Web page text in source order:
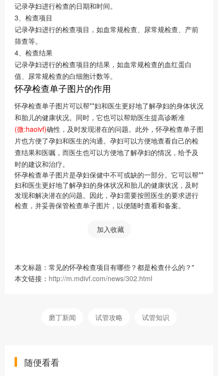
记录孕妇进行检查的日期和时间。
3、检查项目
记录孕妇进行的检查项目，如血常规检查、尿常规检查、产前
筛查等。
4、检查结果
记录孕妇进行的检查项目的结果，如血常规检查的血红蛋白
值、尿常规检查的白细胞计数等。
怀孕检查单子图片的作用
怀孕检查单子图片可以帮**妇和医生更好地了解孕妇的身体状况
和胎儿的健康状况。同时，它也可以帮助医生提高诊断准
(微:haoivf)确性，及时发现潜在的问题。此外，怀孕检查单子图
片也方便了孕妇和医生的沟通。孕妇可以方便地查看自己的检
查结果和医嘱，而医生也可以方便地了解孕妇的情况，给予及
时的建议和治疗。
怀孕检查单子图片是孕妇保健中不可或缺的一部分。它可以帮**
妇和医生更好地了解孕妇的身体状况和胎儿的健康状况，及时
发现和解决潜在的问题。因此，孕妇需要按照医生的要求进行
检查，并妥善保管检查单子图片，以便随时查看和备案。
加入收藏
本文标题：常见的怀孕检查项目有哪些？都是检查什么的？"
本文链接： http://m.mdivf.com/news/302.html
磨丁新闻 试管攻略 试管知识
随便看看